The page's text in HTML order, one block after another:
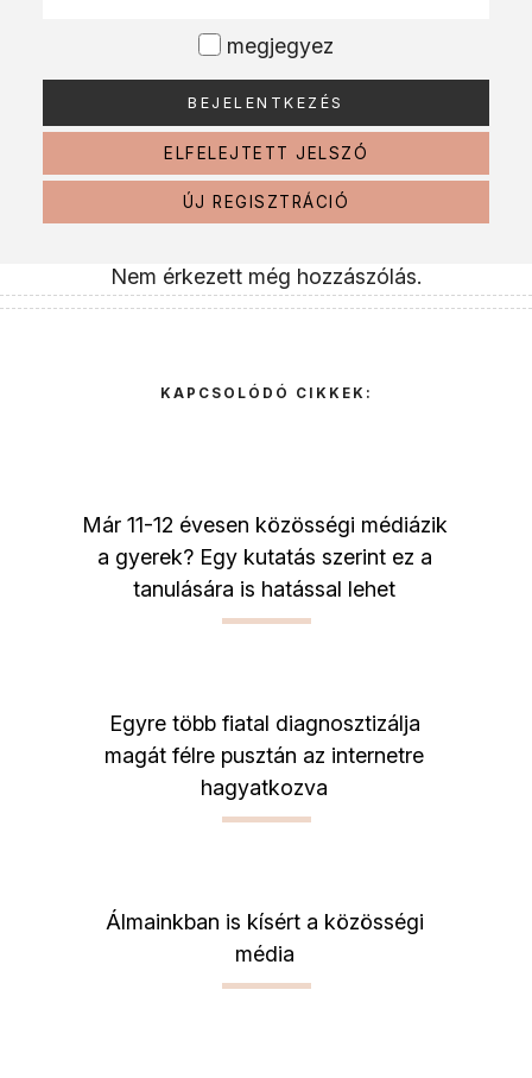
megjegyez
ELFELEJTETT JELSZÓ
ÚJ REGISZTRÁCIÓ
Nem érkezett még hozzászólás.
KAPCSOLÓDÓ CIKKEK:
Már 11-12 évesen közösségi médiázik
a gyerek? Egy kutatás szerint ez a
tanulására is hatással lehet
Egyre több fiatal diagnosztizálja
magát félre pusztán az internetre
hagyatkozva
Álmainkban is kísért a közösségi
média